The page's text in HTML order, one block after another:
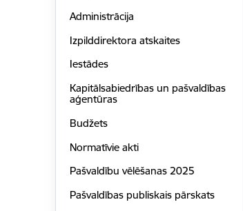
Administrācija
Izpilddirektora atskaites
Iestādes
Kapitālsabiedrības un pašvaldības
aģentūras
Budžets
Normatīvie akti
Pašvaldību vēlēšanas 2025
Pašvaldības publiskais pārskats